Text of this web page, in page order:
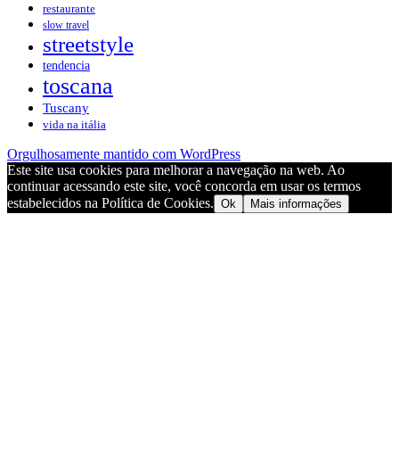
restaurante
slow travel
streetstyle
tendencia
toscana
Tuscany
vida na itália
Orgulhosamente mantido com WordPress
Este site usa cookies para melhorar a navegação na web. Ao
continuar acessando este site, você concorda em usar os termos
estabelecidos na Política de Cookies. Ok Mais informações